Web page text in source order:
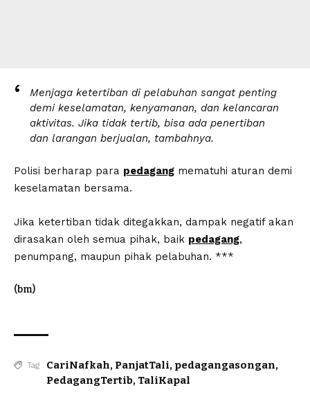
Menjaga ketertiban di pelabuhan sangat penting
demi keselamatan, kenyamanan, dan kelancaran
aktivitas. Jika tidak tertib, bisa ada penertiban
dan larangan berjualan, tambahnya.
Polisi berharap para pedagang mematuhi aturan demi
keselamatan bersama.
Jika ketertiban tidak ditegakkan, dampak negatif akan
dirasakan oleh semua pihak, baik pedagang,
penumpang, maupun pihak pelabuhan. ***
(bm)
Tag CariNafkah, PanjatTali, pedagangasongan,
PedagangTertib, TaliKapal